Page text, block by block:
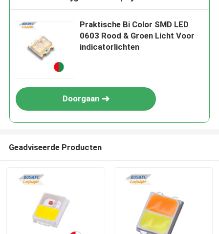
Praktische Bi Color SMD LED
0603 Rood & Groen Licht Voor
indicatorlichten
Doorgaan
Geadviseerde Producten